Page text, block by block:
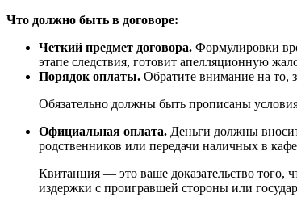
Что должно быть в договоре:
Четкий предмет договора. Формулировки
этапе следствия, готовит апелляционную
Порядок оплаты. Обратите внимание на то,
Обязательно должны быть прописаны условия
Официальная оплата. Деньги должны
родственников или передачи наличных в
Квитанция — это ваше доказательство того,
издержки с проигравшей стороны или